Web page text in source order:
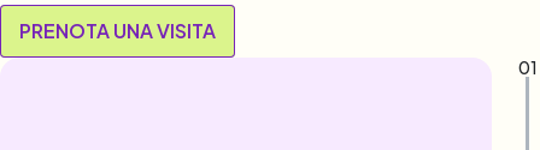
PRENOTA UNA VISITA
01